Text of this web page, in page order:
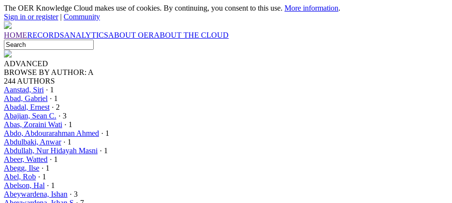
The OER Knowledge Cloud makes use of cookies. By continuing, you consent to this use. More information.
Sign in or register| Community
HOMERECORDSANALYTICSABOUT OERABOUT THE CLOUD
ADVANCED
BROWSE BY AUTHOR: A
244 AUTHORS
Aanstad, Siri · 1
Abad, Gabriel · 1
Abadal, Ernest · 2
Abajian, Sean C. · 3
Abas, Zoraini Wati · 1
Abdo, Abdourarahman Ahmed · 1
Abdulbaki, Anwar· 1
Abdullah, Nur Hidayah Masni · 1
Abeer, Watted · 1
Abegg, Ilse · 1
Abel, Rob · 1
Abelson, Hal · 1
Abeywardena, Ishan · 3